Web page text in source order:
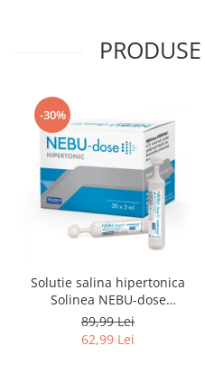
-30%
Solutie salina hipertonica
Solinea NEBU-dose
concentratie 3%, 30
monodoze x 5 ml
89,99 Lei
62,99 Lei